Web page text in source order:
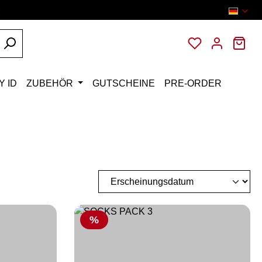
Du hast 0
ID ZUBEHÖR GUTSCHEINE PRE-ORDER
Rabatt
%